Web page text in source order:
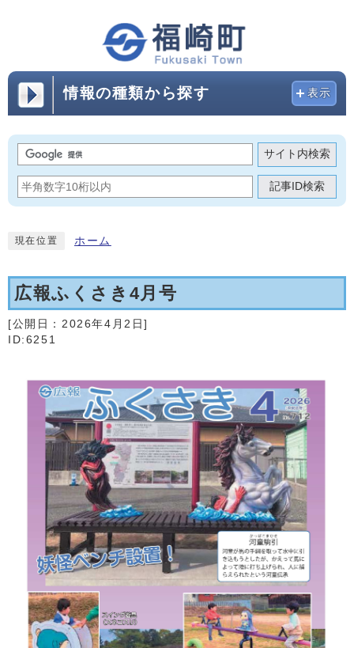
情報の種類から探す 表示
サイト内検索
記事ID検索
現在位置 ホーム
広報ふくさき4月号
[公開日： 2026年4月2日]
ID:6251